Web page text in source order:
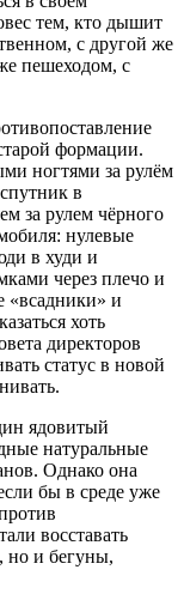
тем, кто дышит
с другой же
пешеходом, с
формации.
ногтями за рулём
в
за рулем чёрного
нулевые
в худи и
через плечо и
«всадники» и
хоть
директоров
статус в новой
ядовитый
натуральные
Однако она
бы в среде уже
восставать
но и бегуны,